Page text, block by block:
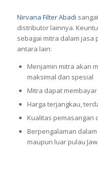
Nirvana Filter Abadi
distributor lainnya.
sebagai mitra dalam jasa
antara lain:
Menjamin mitra akan
maksimal dan spesial
Mitra dapat
Harga terjangkau,
Kualitas pemasangan
Berpengalaman
maupun luar pulau